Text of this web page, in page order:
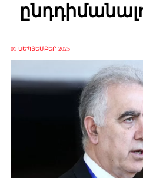
01 ՍԵՊՏԵՄԲԵՐ 2025